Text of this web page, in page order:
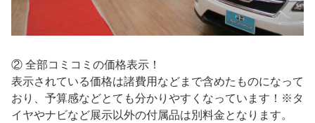
② 全部コミコミの価格表示！
表示されている価格は諸費用などまで含めたものになって
おり、予算感などとても分かりやすくなっています！※タ
イヤやナビなど展示以外の付属品は別料金となります。